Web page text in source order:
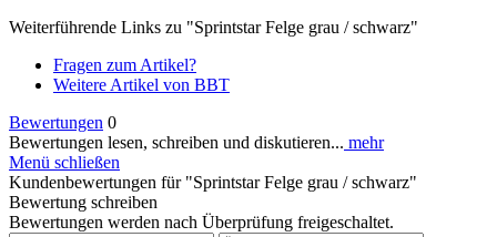
Weiterführende Links zu "Sprintstar Felge grau / schwarz"
Fragen zum Artikel?
Weitere Artikel von BBT
Bewertungen 0
Bewertungen lesen, schreiben und diskutieren... mehr
Menü schließen
Kundenbewertungen für "Sprintstar Felge grau / schwarz"
Bewertung schreiben
Bewertungen werden nach Überprüfung freigeschaltet.